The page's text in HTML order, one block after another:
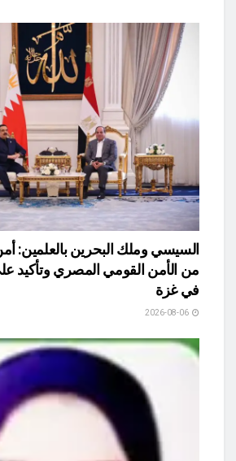
السيسي وملك البحرين بالعلمين:
من الأمن القومي المصري وتأكيد
في غزة